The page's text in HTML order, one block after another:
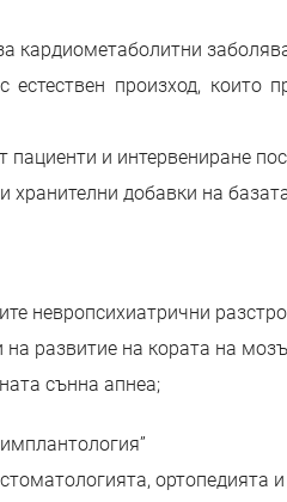
кардиометаболитни
произход, които
пациенти и интервениране
добавки на
невропсихиатрични
развитие на кората на
сънна апнеа;
ортопедията